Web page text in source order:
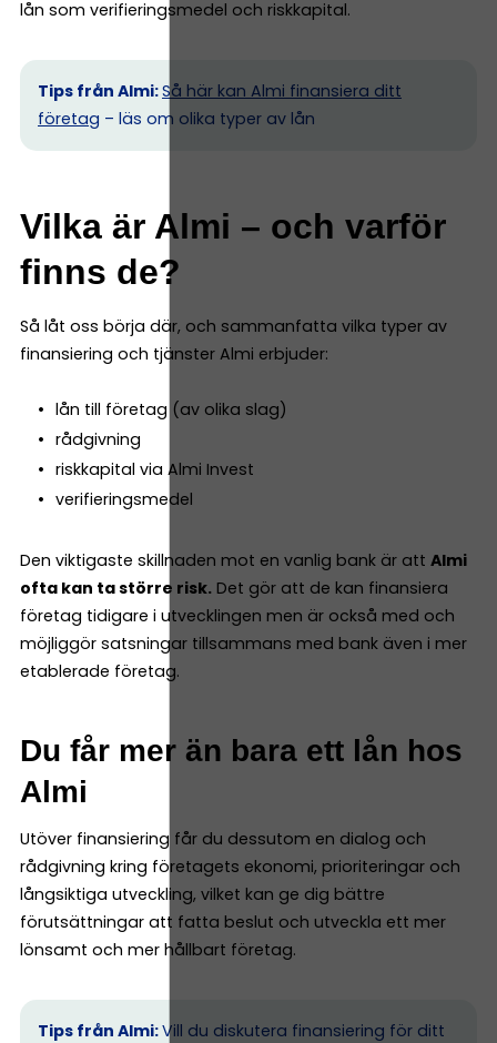
lån som verifieringsmedel och riskkapital.
Tips från Almi:Så här kan Almi finansiera ditt
företag – läs om olika typer av lån
Vilka är Almi – och varför
finns de?
Så låt oss börja där, och sammanfatta vilka typer av
finansiering och tjänster Almi erbjuder:
lån till företag (av olika slag)
rådgivning
riskkapital via Almi Invest
verifieringsmedel
Den viktigaste skillnaden mot en vanlig bank är att Almi
ofta kan ta större risk. Det gör att de kan finansiera
företag tidigare i utvecklingen men är också med och
möjliggör satsningar tillsammans med bank även i mer
etablerade företag.
Du får mer än bara ett lån hos
Almi
Utöver finansiering får du dessutom en dialog och
rådgivning kring företagets ekonomi, prioriteringar och
långsiktiga utveckling, vilket kan ge dig bättre
förutsättningar att fatta beslut och utveckla ett mer
lönsamt och mer hållbart företag.
Tips från Almi:Vill du diskutera finansiering för ditt